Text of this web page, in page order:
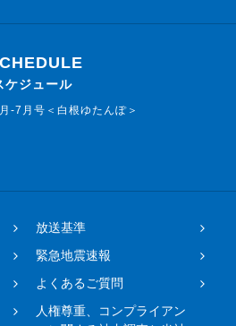
ケジュール
-7月号＜白根ゆたんぽ＞
放送基準
緊急地震速報
よくあるご質問
人権尊重、コンプライアン